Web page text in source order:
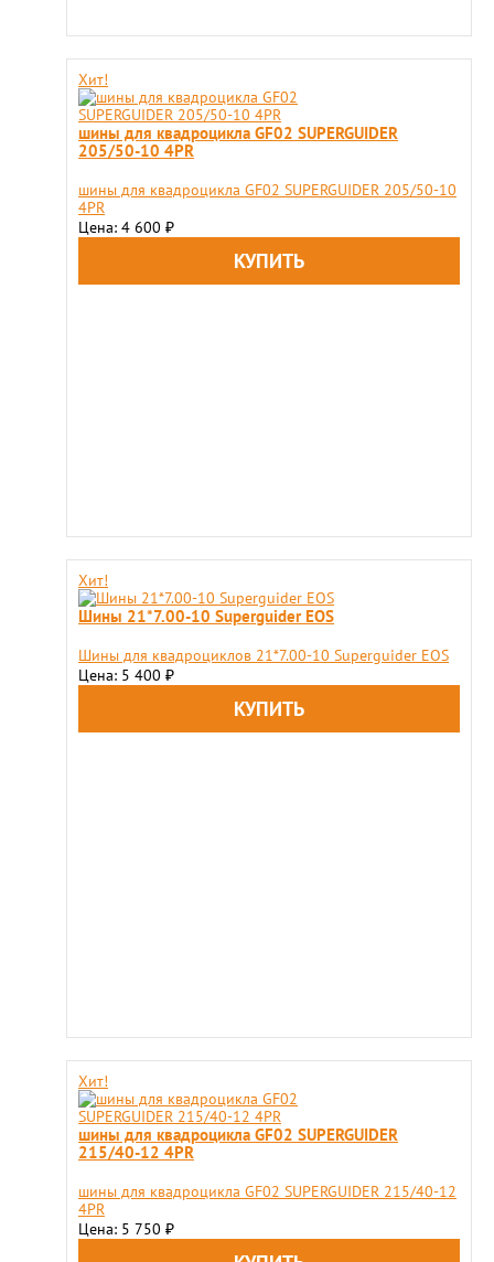
Хит!
шины для квадроцикла GF02 SUPERGUIDER
205/50-10 4PR
шины для квадроцикла GF02 SUPERGUIDER 205/50-10
4PR
Цена: 4 600 ₽
Хит!
Шины 21*7.00-10 Superguider EOS
Шины для квадроциклов 21*7.00-10 Superguider EOS
Цена: 5 400 ₽
Хит!
шины для квадроцикла GF02 SUPERGUIDER
215/40-12 4PR
шины для квадроцикла GF02 SUPERGUIDER 215/40-12
4PR
Цена: 5 750 ₽